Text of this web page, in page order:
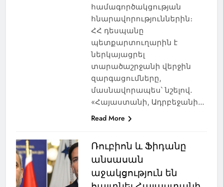
համագործակցության
հնարավորություններին։
ՀՀ դեսպանը
պետքարտուղարին է
ներկայացրել
տարածաշրջանի վերջին
զարգացումները,
մասնավորապես՝ նշելով.
«Հայաստանի, Ադրբեջանի…
Read More
Ռուբիոն և Ֆիդանը
անսասան
աջակցություն են